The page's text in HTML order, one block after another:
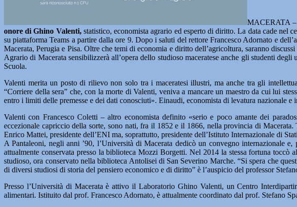
MACERATA
onore di Ghino Valenti,statistico, economista agrario ed esperto di diritto. La data cade nel
su piattaforma Teams a partire dalla ore 9. Dopo i saluti del rettore Francesco Adornato e
Macerata, Perugia e Pisa. Oltre che temi di economia e diritto dell’agricoltura, saranno
Agrario di Macerata sensibilizzerà all’opera dello studioso maceratese anche gli studenti
Scuola.
Valenti merita un posto di rilievo non solo tra i maceratesi illustri, ma anche tra gli
“Corriere della sera” che, con la morte di Valenti, veniva a mancare un maestro da cui lui
entro i limiti delle premesse e dei dati conosciuti». Einaudi, economista di levatura nazionale
Valenti con Francesco Coletti – altro economista definito «serio e poco amante dei
eccezionale capriccio della sorte, sono nati, fra il 1852 e il 1866, nella provincia di
Enrico Mattei, presidente dell’ENI ma, soprattutto, presidente dell’Istituto Internazionale di
A Pantaleoni, negli anni ’90, l’Università di Macerata dedicò un convegno internazionale
attualmente conservata presso la biblioteca Mozzi Borgetti. Nel 2014 la stessa fortuna
studioso, ora conservato nella biblioteca Antolisei di San Severino Marche. “Si spera che
di diversi studiosi di storia del pensiero economico e di diritto” è l’auspicio del professor
Presso l’Università di Macerata è attivo il Laboratorio Ghino Valenti, un Centro
alimentari. Istituito dal prof. Francesco Adornato, è attualmente coordinato dal prof. Stefano